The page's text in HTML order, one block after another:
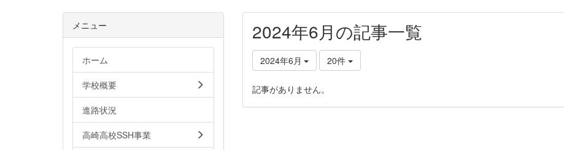
2024年6月の記事一覧
2024年6月 20件
記事がありません。
メニュー
ホーム
学校概要
進路状況
高崎高校SSH事業